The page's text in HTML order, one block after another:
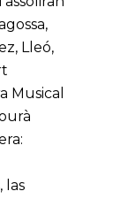
Lleó,
Musical
las